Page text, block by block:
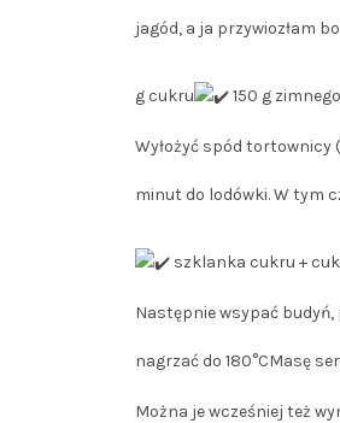
jagód, a ja przywiozłam
g cukru 150 g
Wyłożyć spód tortownicy
minut do lodówki. W tym
szklanka cukru +
Następnie wsypać budyń,
nagrzać do 180°CMasę
Można je wcześniej też